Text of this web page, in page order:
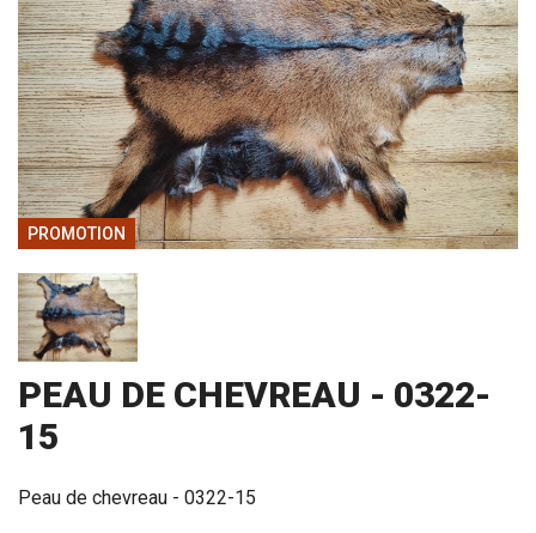
PROMOTION
PEAU DE CHEVREAU - 0322-
15
Peau de chevreau - 0322-15